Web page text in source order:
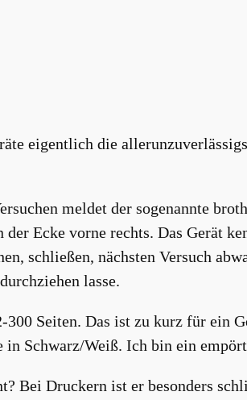
eigentlich die
meldet der sogenannte
Ecke vorne rechts. Das Gerät
schließen, nächsten Versuch
lasse.
Seiten. Das ist zu kurz für ein
Schwarz/Weiß. Ich bin ein
Bei Druckern ist er besonders